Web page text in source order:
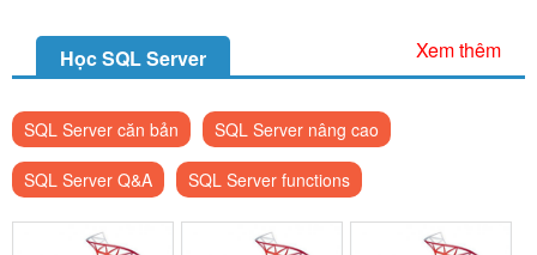
Học SQL Server Xem thêm
SQL Server căn bản SQL Server nâng cao
SQL Server Q&A SQL Server functions